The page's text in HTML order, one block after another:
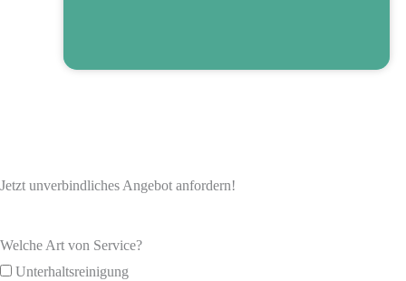
Jetzt unverbindliches Angebot anfordern!
Welche Art von Service?
Unterhaltsreinigung